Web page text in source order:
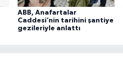
ABB, Anafartalar
Caddesi’nin tarihini şantiye
gezileriyle anlattı